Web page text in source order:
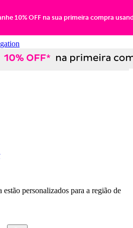
10% OFF na sua primeira compra
estão personalizados para a região de